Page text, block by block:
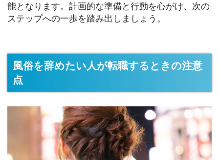
能となります。計画的な準備と行動を心がけ、次の
ステップへの一歩を踏み出しましょう。
風俗を辞めたい人が転職するときの注意
点